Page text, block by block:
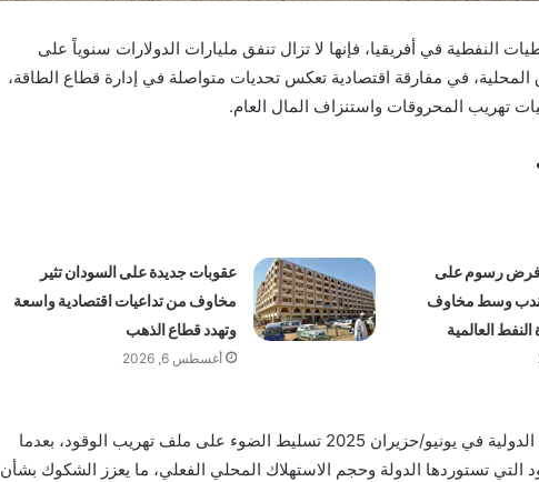
النفطية في أفريقيا، فإنها لا تزال تنفق مليارات الدولارات سنوياً على
المحلية، في مفارقة اقتصادية تعكس تحديات متواصلة في إدارة قطاع الطاقة،
تهريب المحروقات واستنزاف المال العام.
فرض رسوم على
وسط مخاوف
العالمية
عقوبات جديدة على السودان تثير
مخاوف من تداعيات اقتصادية واسعة
وتهدد قطاع الذهب
أغسطس 6, 2026
أعاد تقرير صادر عن مجموعة الأزمات الدولية في يونيو/حزيران 2025 تسليط الضوء على ملف تهريب الوقود، بعدما
التي تستوردها الدولة وحجم الاستهلاك المحلي الفعلي، ما يعزز الشكوك بشأن